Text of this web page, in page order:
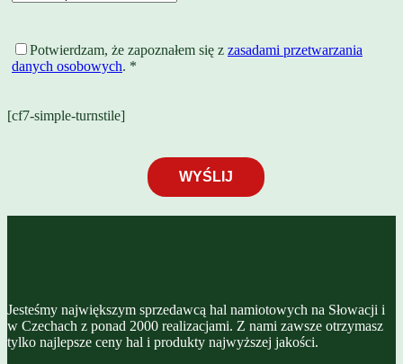
Potwierdzam, że zapoznałem się z zasadami przetwarzania
danych osobowych. *
[cf7-simple-turnstile]
Jesteśmy największym sprzedawcą hal namiotowych na Słowacji i
w Czechach z ponad 2000 realizacjami. Z nami zawsze otrzymasz
tylko najlepsze ceny hal i produkty najwyższej jakości.